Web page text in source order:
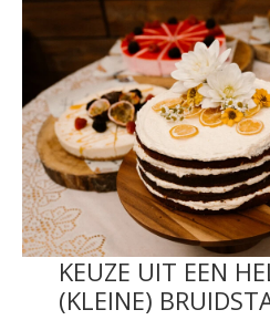
KEUZE UIT EEN
(KLEINE)